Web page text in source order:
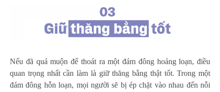
Nếu đã quá muộn để thoát ra một đám đông hoảng loạn, điều
quan trọng nhất cần làm là giữ thăng bằng thật tốt. Trong một
đám đông hỗn loạn, mọi người sẽ bị ép chặt vào nhau đến nỗi